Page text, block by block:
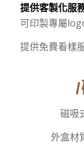
提供客製化服
可印製專屬
提供免費看樣
/
磁吸
外盒材